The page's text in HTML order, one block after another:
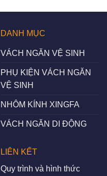
DANH MỤC
VÁCH NGĂN VỆ SINH
PHỤ KIỆN VÁCH NGĂN
VỆ SINH
NHÔM KÍNH XINGFA
VÁCH NGĂN DI ĐỘNG
LIÊN KẾT
Quy trình và hình thức